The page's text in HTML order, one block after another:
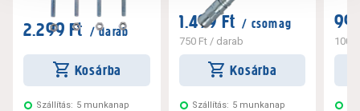
2.299 Ft / darab
Kosárba
Szállítás: 5 munkanap
1.499 Ft / csomag
750 Ft/ darab
Kosárba
Szállítás: 5 munkanap
100